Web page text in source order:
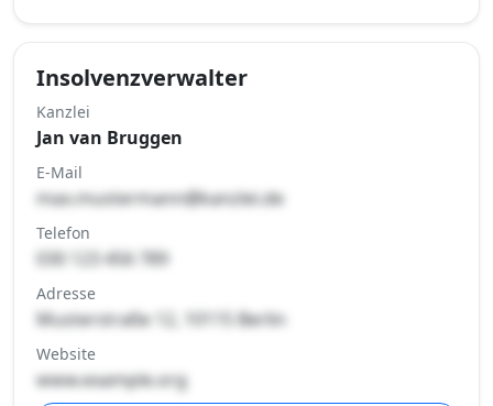
Insolvenzverwalter
Kanzlei
Jan van Bruggen
E-Mail
max.mustermann@kanzlei.de
Telefon
030 123 456 789
Adresse
Musterstraße 12, 10115 Berlin
Website
www.example.org